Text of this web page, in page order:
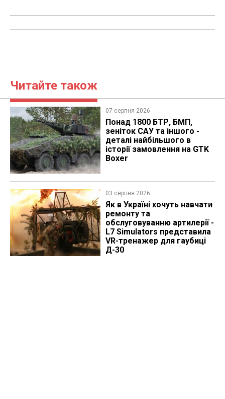
Читайте також
07 серпня 2026
Понад 1800 БТР, БМП,
зеніток САУ та іншого -
деталі найбільшого в
історії замовлення на GTK
Boxer
03 серпня 2026
Як в Україні хочуть навчати
ремонту та
обслуговуванню артилерії -
L7 Simulators представила
VR-тренажер для гаубиці
Д-30